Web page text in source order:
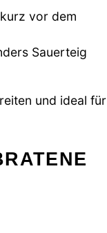
vor dem
Sauerteig
und ideal für